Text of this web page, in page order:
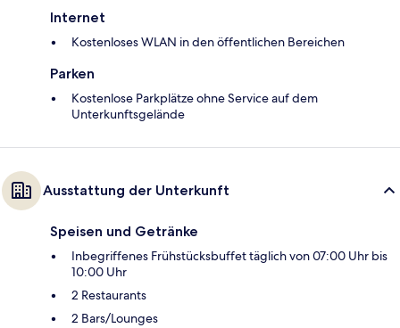
Internet
Kostenloses WLAN in den öffentlichen Bereichen
Parken
Kostenlose Parkplätze ohne Service auf dem
Unterkunftsgelände
Ausstattung der Unterkunft
Speisen und Getränke
Inbegriffenes Frühstücksbuffet täglich von 07:00 Uhr bis
10:00 Uhr
2 Restaurants
2 Bars/Lounges